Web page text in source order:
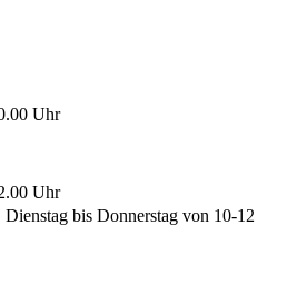
Uhr
Uhr
bis Donnerstag von 10-12